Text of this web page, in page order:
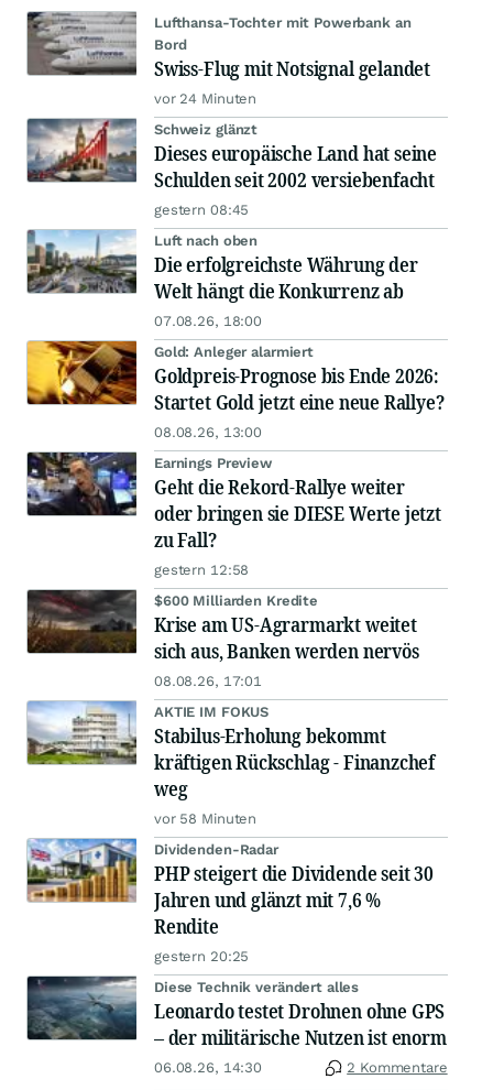
Lufthansa-Tochter mit Powerbank an
Bord
Swiss-Flug mit Notsignal gelandet
vor 24 Minuten
Schweiz glänzt
Dieses europäische Land hat seine
Schulden seit 2002 versiebenfacht
gestern 08:45
Luft nach oben
Die erfolgreichste Währung der
Welt hängt die Konkurrenz ab
07.08.26, 18:00
Gold: Anleger alarmiert
Goldpreis-Prognose bis Ende 2026:
Startet Gold jetzt eine neue Rallye?
08.08.26, 13:00
Earnings Preview
Geht die Rekord-Rallye weiter
oder bringen sie DIESE Werte jetzt
zu Fall?
gestern 12:58
$600 Milliarden Kredite
Krise am US-Agrarmarkt weitet
sich aus, Banken werden nervös
08.08.26, 17:01
AKTIE IM FOKUS
Stabilus-Erholung bekommt
kräftigen Rückschlag - Finanzchef
weg
vor 58 Minuten
Dividenden-Radar
PHP steigert die Dividende seit 30
Jahren und glänzt mit 7,6 %
Rendite
gestern 20:25
Diese Technik verändert alles
Leonardo testet Drohnen ohne GPS
– der militärische Nutzen ist enorm
06.08.26, 14:30 2 Kommentare